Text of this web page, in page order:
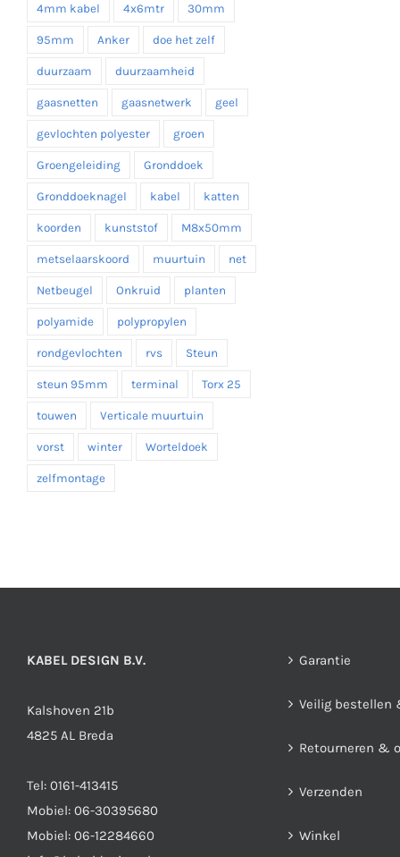
4mm kabel 4x6mtr 30mm
95mm Anker doe het zelf
duurzaam duurzaamheid
gaasnetten gaasnetwerk geel
gevlochten polyester groen
Groengeleiding Gronddoek
Gronddoeknagel kabel katten
koorden kunststof M8x50mm
metselaarskoord muurtuin net
Netbeugel Onkruid planten
polyamide polypropylen
rondgevlochten rvs Steun
steun 95mm terminal Torx 25
touwen Verticale muurtuin
vorst winter Worteldoek
zelfmontage
KABEL DESIGN B.V.
Kalshoven 21b
4825 AL Breda
Tel: 0161-413415
Mobiel: 06-30395680
Mobiel: 06-12284660
Garantie
Veilig bestellen
Retourneren &
Verzenden
Winkel